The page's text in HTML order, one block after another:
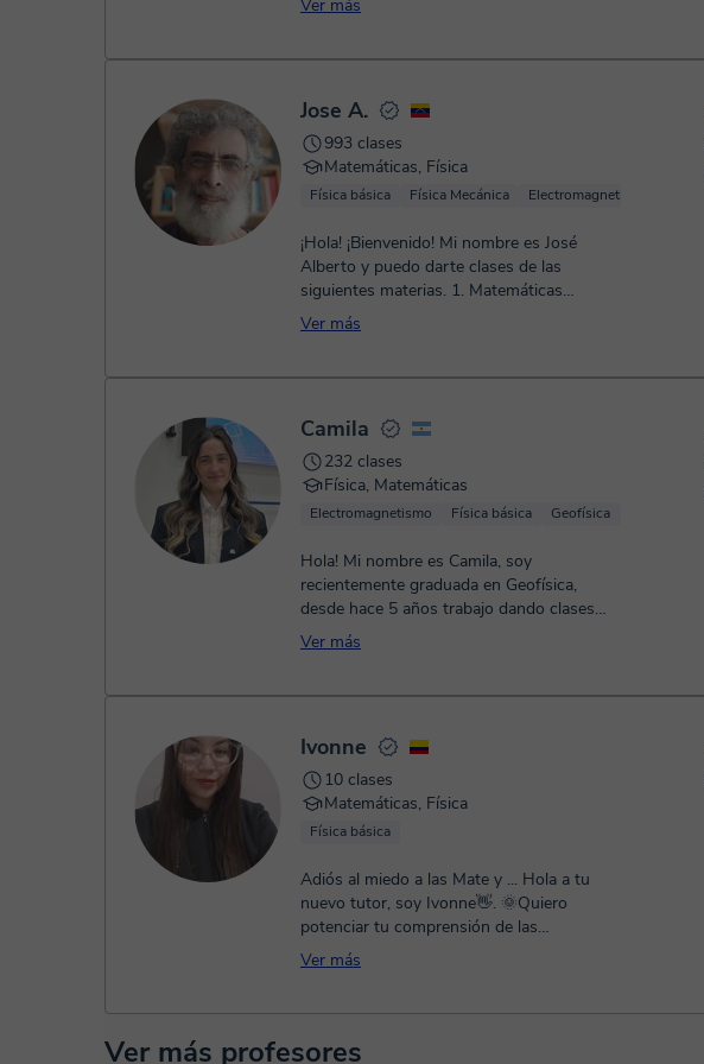
Ver más
Jose A.
993 clases
Matemáticas, Física
Física básica Física Mecánica Electromagnetismo
¡Hola! ¡Bienvenido! Mi nombre es José
Alberto y puedo darte clases de las
siguientes materias. 1. Matemáticas
Ver más
Camila
232 clases
Física, Matemáticas
Electromagnetismo Física básica Geofísica
Hola! Mi nombre es Camila, soy
recientemente graduada en Geofísica,
desde hace 5 años trabajo dando clases
particulares, ayudando a preparar
exámenes,...
Ver más
Ivonne
10 clases
Matemáticas, Física
Física básica
Adiós al miedo a las Mate y ... Hola a tu
nuevo tutor, soy Ivonne👋. 🌞Quiero
potenciar tu comprensión de las
matemáticas🫠y que avances en tus
propó...
Ver más
Ver más profesores